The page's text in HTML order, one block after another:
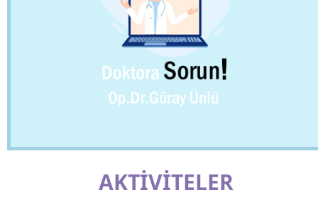
AKTİVİTELER